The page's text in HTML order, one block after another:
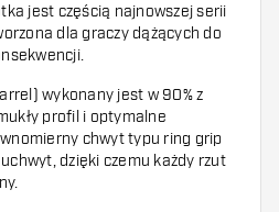
jest częścią najnowszej serii
dla graczy dążących do
wykonany jest w 90% z
profil i optymalne
chwyt typu ring grip
dzięki czemu każdy rzut